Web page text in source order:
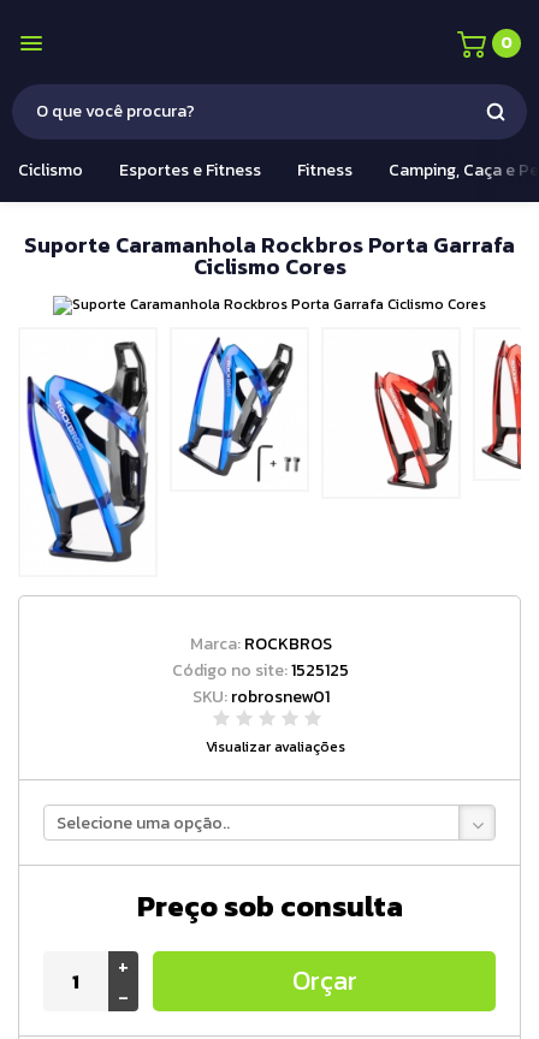
0
Ciclismo Esportes e Fitness Fitness Camping, Caça e
Suporte Caramanhola Rockbros Porta Garrafa
Ciclismo Cores
Marca:ROCKBROS
Código no site:1525125
SKU:robrosnew01
Visualizar avaliações
Selecione uma opção..
Preço sob consulta
+
-
Orçar